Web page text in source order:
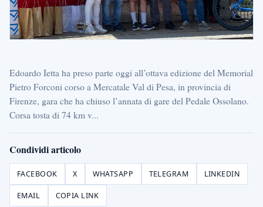
Edoardo Ietta ha preso parte oggi all’ottava edizione del Memorial
Pietro Forconi corso a Mercatale Val di Pesa, in provincia di
Firenze, gara che ha chiuso l’annata di gare del Pedale Ossolano.
Corsa tosta di 74 km v...
Condividi articolo
FACEBOOK X WHATSAPP TELEGRAM LINKEDIN
EMAIL COPIA LINK